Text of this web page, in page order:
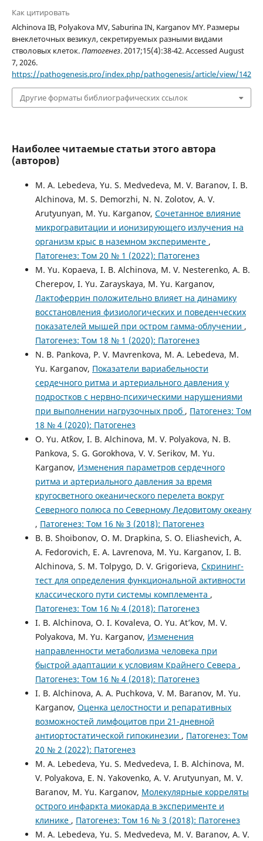
Как цитировать
Alchinova IB, Polyakova MV, Saburina IN, Karganov MY. Размеры
внеклеточных везикул, секретируемых разными видами
стволовых клеток.Патогенез. 2017;15(4):38-42. Accessed August
7, 2026.
https://pathogenesis.pro/index.php/pathogenesis/article/view/142
Другие форматы библиографических ссылок
Наиболее читаемые статьи этого автора
(авторов)
M. A. Lebedeva, Yu. S. Medvedeva, M. V. Baranov, I. B.
Alchinova, M. S. Demorzhi, N. N. Zolotov, A. V.
Arutyunyan, M. Yu. Karganov, Сочетанное влияние
микрогравитации и ионизирующего излучения на
организм крыс в наземном эксперименте ,
Патогенез: Том 20 № 1 (2022): Патогенез
M. Yu. Kopaeva, I. B. Alchinova, M. V. Nesterenko, A. B.
Cherepov, I. Yu. Zarayskaya, M. Yu. Karganov,
Лактоферрин положительно влияет на динамику
восстановления физиологических и поведенческих
показателей мышей при остром гамма-облучении ,
Патогенез: Том 18 № 1 (2020): Патогенез
N. B. Pankova, P. V. Mavrenkova, M. A. Lebedeva, M.
Yu. Karganov, Показатели вариабельности
сердечного ритма и артериального давления у
подростков с нервно-психическими нарушениями
при выполнении нагрузочных проб , Патогенез: Том
18 № 4 (2020): Патогенез
O. Yu. At`kov, I. B. Alchinova, M. V. Polyakova, N. B.
Pankova, S. G. Gorokhova, V. V. Serikov, M. Yu.
Karganov, Изменения параметров сердечного
ритма и артериального давления за время
кругосветного океанического перелета вокруг
Северного полюса по Северному Ледовитому океану
, Патогенез: Том 16 № 3 (2018): Патогенез
B. B. Shoibonov, O. M. Drapkina, S. O. Eliashevich, A.
A. Fedorovich, E. A. Lavrenova, M. Yu. Karganov, I. B.
Alchinova, S. M. Tolpygo, D. V. Grigorieva, Скрининг-
тест для определения функциональной активности
классического пути системы комплемента ,
Патогенез: Том 16 № 4 (2018): Патогенез
I. B. Alchinova, O. I. Kovaleva, O. Yu. At’kov, M. V.
Polyakova, M. Yu. Karganov, Изменения
направленности метаболизма человека при
быстрой адаптации к условиям Крайнего Севера ,
Патогенез: Том 16 № 4 (2018): Патогенез
I. B. Alchinova, A. A. Puchkova, V. M. Baranov, M. Yu.
Karganov, Оценка целостности и репаративных
возможностей лимфоцитов при 21-дневной
антиортостатической гипокинезии , Патогенез: Том
20 № 2 (2022): Патогенез
M. A. Lebedeva, Yu. S. Medvedeva, I. B. Alchinova, M.
V. Polyakova, E. N. Yakovenko, A. V. Arutyunyan, M. V.
Baranov, M. Yu. Karganov, Молекулярные корреляты
острого инфаркта миокарда в эксперименте и
клинике , Патогенез: Том 16 № 3 (2018): Патогенез
M. A. Lebedeva, Yu. S. Medvedeva, M. V. Baranov, A. V.